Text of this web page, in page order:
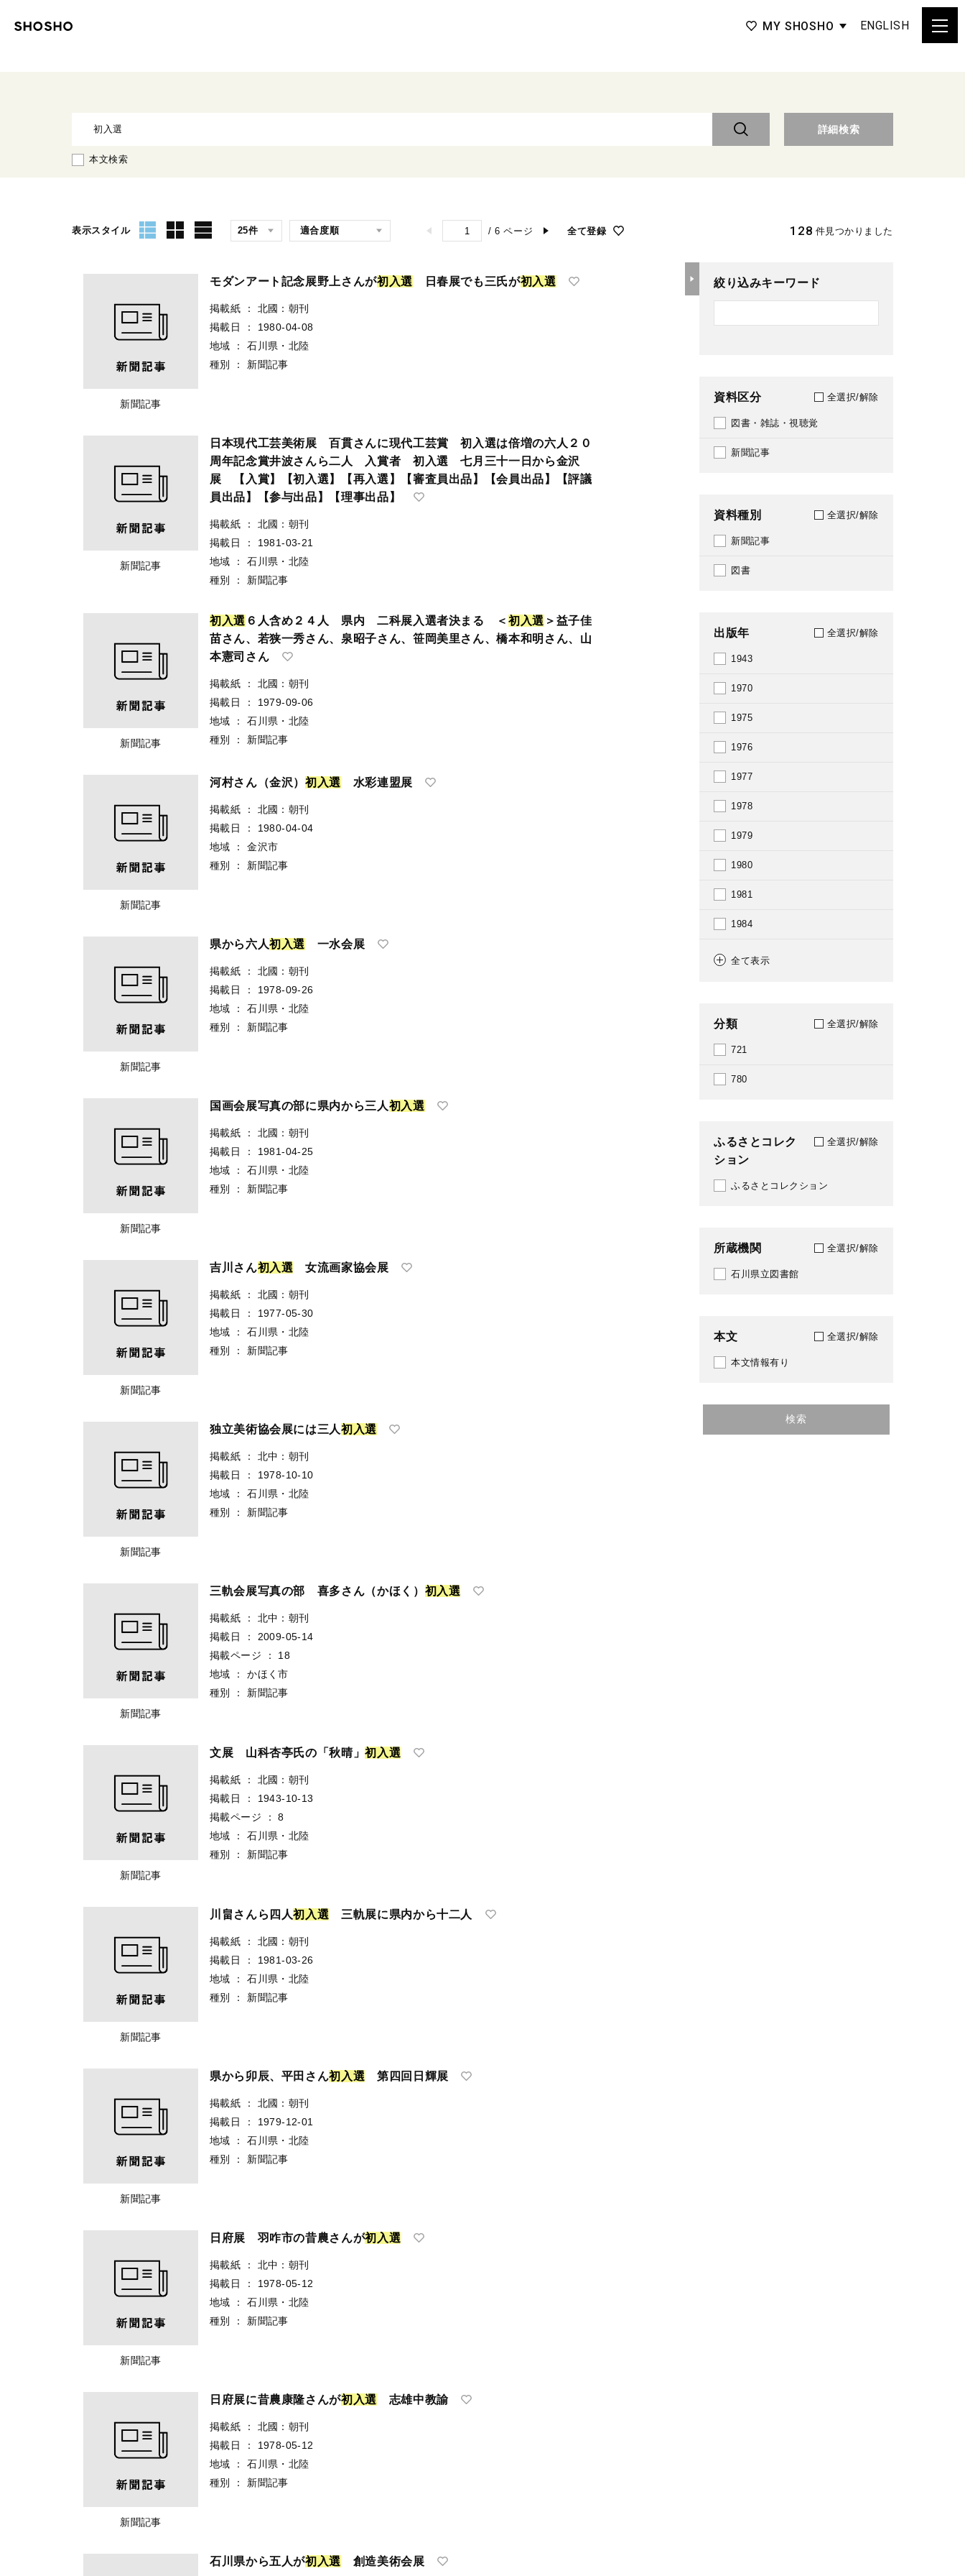
MY SHOSHO ENGLISH
詳細検索
本文検索
表示スタイル / 6 ページ 全て登録 128 件見つかりました
新聞記事
モダンアート記念展野上さんが初 入選 日春展でも三氏が初 入選
掲載紙 ：
北國：朝刊
掲載日
：
1980-04-08
地域
：
石川県・北陸
種別
： 新聞記事
新聞記事
日本現代工芸美術展 百貫さんに現代工芸賞 初入選は倍増の六人２０
周年記念賞井波さんら二人 入賞者 初入選 七月三十一日から金沢
展 【入賞】【初入選】【再入選】【審査員出品】【会員出品】【評議
員出品】【参与出品】【理事出品】
掲載紙 ：
北國：朝刊
掲載日
：
1981-03-21
地域
：
石川県・北陸
種別
： 新聞記事
新聞記事
初 入選 ６人含め２４人 県内 二科展入選者決まる ＜初 入選 ＞益子佳
苗さん、若狭一秀さん、泉昭子さん、笹岡美里さん、橋本和明さん、山
本憲司さん
掲載紙 ：
北國：朝刊
掲載日
：
1979-09-06
地域
：
石川県・北陸
種別
： 新聞記事
新聞記事
河村さん（金沢）初 入選 水彩連盟展
掲載紙 ：
北國：朝刊
掲載日
：
1980-04-04
地域
：
金沢市
種別
： 新聞記事
新聞記事
県から六人初 入選 一水会展
掲載紙 ：
北國：朝刊
掲載日
：
1978-09-26
地域
：
石川県・北陸
種別
： 新聞記事
新聞記事
国画会展写真の部に県内から三人初 入選
掲載紙 ：
北國：朝刊
掲載日
：
1981-04-25
地域
：
石川県・北陸
種別
： 新聞記事
新聞記事
吉川さん初 入選 女流画家協会展
掲載紙 ：
北國：朝刊
掲載日
：
1977-05-30
地域
：
石川県・北陸
種別
： 新聞記事
新聞記事
独立美術協会展には三人初 入選
掲載紙 ：
北中：朝刊
掲載日
：
1978-10-10
地域
：
石川県・北陸
種別
： 新聞記事
新聞記事
三軌会展写真の部 喜多さん（かほく） 初 入選
掲載紙 ：
北中：朝刊
掲載日
：
2009-05-14
掲載ページ
：
18
地域
：
かほく市
種別
： 新聞記事
新聞記事
文展 山科杏亭氏の「秋晴」初 入選
掲載紙 ：
北國：朝刊
掲載日
：
1943-10-13
掲載ページ
：
8
地域
：
石川県・北陸
種別
： 新聞記事
新聞記事
川畠さんら四人初 入選 三軌展に県内から十二人
掲載紙 ：
北國：朝刊
掲載日
：
1981-03-26
地域
：
石川県・北陸
種別
： 新聞記事
新聞記事
県から卯辰、平田さん初 入選 第四回日輝展
掲載紙 ：
北國：朝刊
掲載日
：
1979-12-01
地域
：
石川県・北陸
種別
： 新聞記事
新聞記事
日府展 羽咋市の昔農さんが初 入選
掲載紙 ：
北中：朝刊
掲載日
：
1978-05-12
地域
：
石川県・北陸
種別
： 新聞記事
新聞記事
日府展に昔農康隆さんが初 入選 志雄中教諭
掲載紙 ：
北國：朝刊
掲載日
：
1978-05-12
地域
：
石川県・北陸
種別
： 新聞記事
石川県から五人が初 入選 創造美術会展
絞り込みキーワード
資料区分 全選択/解除
図書・雑誌・視聴覚
新聞記事
資料種別 全選択/解除
新聞記事
図書
出版年 全選択/解除
1943
1970
1975
1976
1977
1978
1979
1980
1981
1984
1985
2006
2007
2009
2011
2013
2015
全て表示
分類 全選択/解除
721
780
ふるさとコレク
ション
全選択/解除
ふるさとコレクション
所蔵機関 全選択/解除
石川県立図書館
本文 全選択/解除
本文情報有り
検索